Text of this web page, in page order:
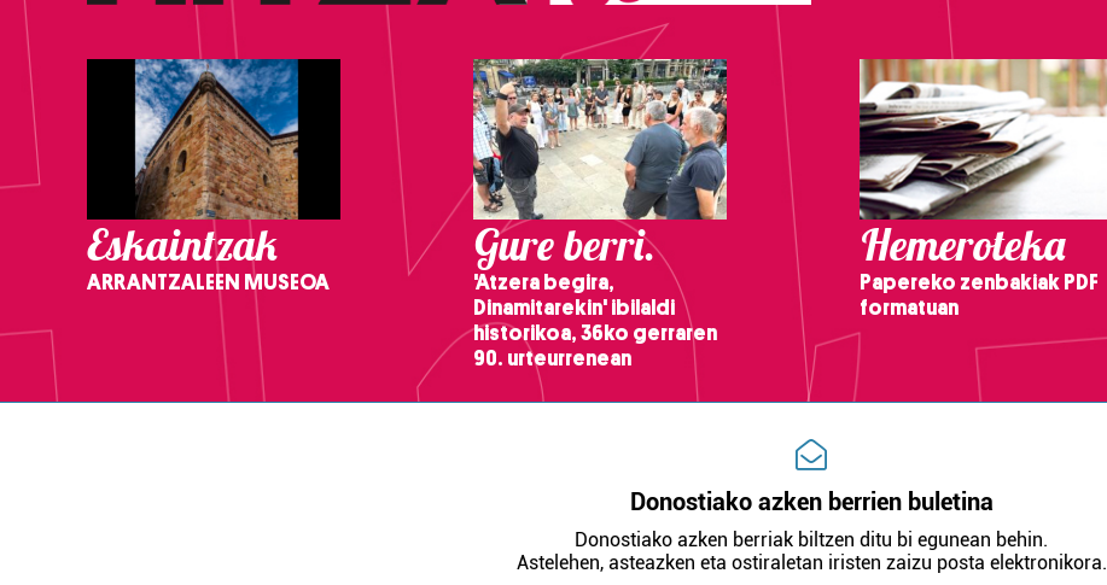
Eskaintzak
ARRANTZALEEN MUSEOA
Gure berri.
'Atzera begira,
Dinamitarekin' ibilaldi
historikoa, 36ko gerraren
90. urteurrenean
Hemeroteka
Papereko zenbakiak PDF
formatuan
Donostiako azken berrien buletina
Donostiako azken berriak biltzen ditu bi egunean behin.
Astelehen, asteazken eta ostiraletan iristen zaizu posta elektronikora.